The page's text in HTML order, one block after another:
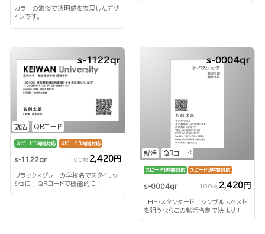
カラーの濃淡で透明感を表現したデザ
インです。
就活 QRコード
s-1122qr
スピード1時間対応 スピード3時間対応
s-1122qr 100枚 2,420円
ブラック×グレーの学校名でスタイリッ
シュに！QRコードで機能的に！
就活 QRコード
s-0004qr
スピード1時間対応 スピード3時間対応
s-0004qr 100枚 2,420円
THE・スタンダード！シンプルisベスト
を狙うならこの就活名刺で決まり！